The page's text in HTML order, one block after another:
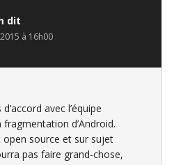
dit
à 16h00
avec l’équipe
d’Android.
open source et sur sujet
pas faire grand-chose,